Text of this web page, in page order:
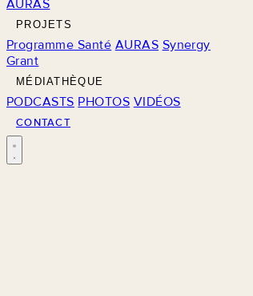
AURAS
PROJETS
Programme Santé AURAS Synergy
Grant
MÉDIATHÈQUE
PODCASTS PHOTOS VIDÉOS
CONTACT